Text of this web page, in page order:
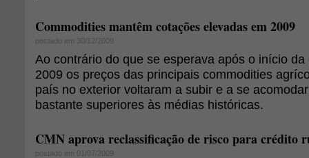
Commodities mantêm cotações elevadas em 2009
postado em 30/12/2009
Ao contrário do que se esperava após o início
2009 os preços das principais commodities
país no exterior voltaram a subir e a se
bastante superiores às médias históricas.
CMN aprova reclassificação de risco para crédito
postado em 01/07/2009